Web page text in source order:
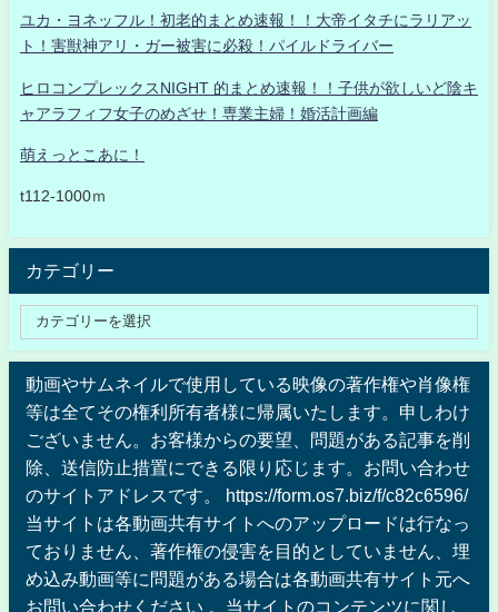
ユカ・ヨネッフル！初老的まとめ速報！！大帝イタチにラリアッ
ト！害獣神アリ・ガー被害に必殺！パイルドライバー
ヒロコンプレックスNIGHT 的まとめ速報！！子供が欲しいど陰キ
ャアラフィフ女子のめざせ！専業主婦！婚活計画編
萌えっとこあに！
t112-1000ｍ
カテゴリー
動画やサムネイルで使用している映像の著作権や肖像権
等は全てその権利所有者様に帰属いたします。申しわけ
ございません。お客様からの要望、問題がある記事を削
除、送信防止措置にできる限り応じます。お問い合わせ
のサイトアドレスです。 https://form.os7.biz/f/c82c6596/
当サイトは各動画共有サイトへのアップロードは行なっ
ておりません、著作権の侵害を目的としていません、埋
め込み動画等に問題がある場合は各動画共有サイト元へ
お問い合わせください 。当サイトのコンテンツに関し